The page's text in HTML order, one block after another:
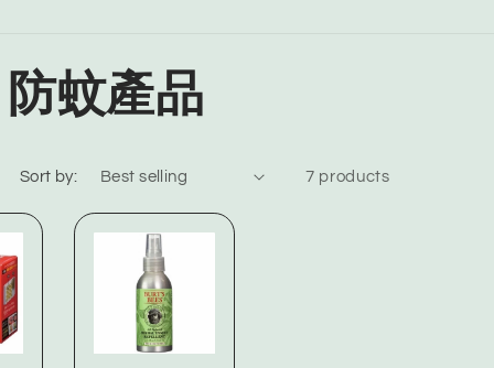
蚊產品
Sort by: 7 products